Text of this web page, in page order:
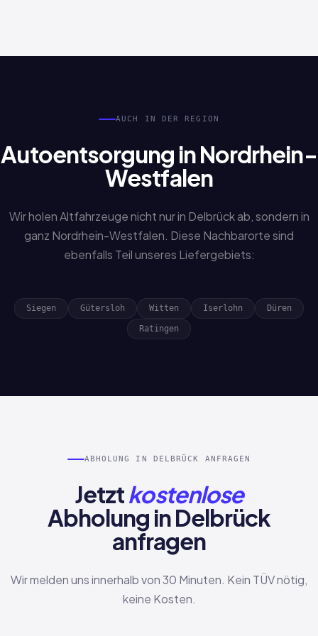
AUCH IN DER REGION
Autoentsorgung in Nordrhein-
Westfalen
Wir holen Altfahrzeuge nicht nur in Delbrück ab, sondern in
ganz Nordrhein-Westfalen. Diese Nachbarorte sind
ebenfalls Teil unseres Liefergebiets:
Siegen Gütersloh Witten Iserlohn Düren
Ratingen
ABHOLUNG IN DELBRÜCK ANFRAGEN
Jetztkostenlose
Abholung in Delbrück
anfragen
Wir melden uns innerhalb von 30 Minuten. Kein TÜV nötig,
keine Kosten.